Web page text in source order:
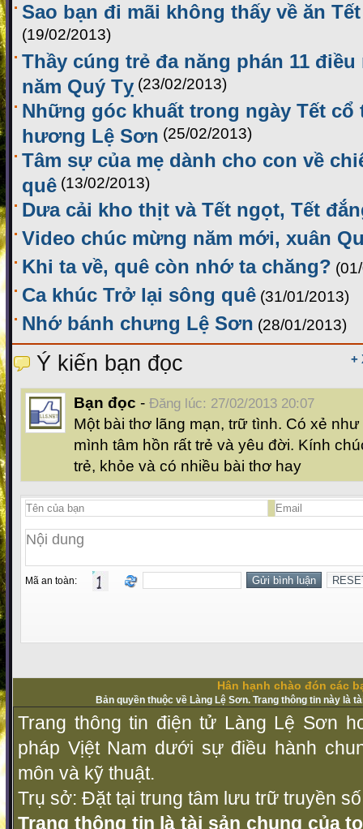
Sao bạn đi mãi không thấy về ăn
(19/02/2013)
Thầy cúng trẻ đa năng phán 11
năm Quý Tỵ (23/02/2013)
Những góc khuất trong ngày Tết cổ
hương Lệ Sơn (25/02/2013)
Tâm sự của mẹ dành cho con về
quê (13/02/2013)
Dưa cải kho thịt và Tết ngọt, Tết
Video chúc mừng năm mới, xuân
Khi ta về, quê còn nhớ ta chăng?
Ca khúc Trở lại sông quê (31/01/2013)
Nhớ bánh chưng Lệ Sơn (28/01/2013)
+
Ý kiến bạn đọc
Bạn đọc - Đăng lúc: 27/02/2013 20:07
Một bài thơ lãng mạn, trữ tình. Có xẻ
mình tâm hồn rất trẻ và yêu đời. Kính
trẻ, khỏe và có nhiều bài thơ hay
Mã an toàn:
Hân hạnh chào đón các
Bản quyền thuộc về Làng Lệ Sơn. Trang thông tin này là
Trang thông tin điện tử Làng Lệ Sơn
pháp Vịệt Nam dưới sự điều hành
môn và kỹ thuật.
Trụ sở: Đặt tại trung tâm lưu trữ truyền
Trang thông tin là tài sản chung của